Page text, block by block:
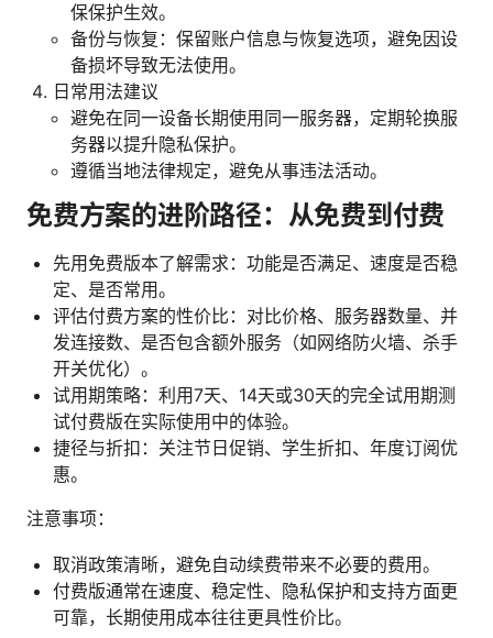
保保护生效。
备份与恢复：保留账户信息与恢复选项，避免因设
备损坏导致无法使用。
日常用法建议
避免在同一设备长期使用同一服务器，定期轮换服
务器以提升隐私保护。
遵循当地法律规定，避免从事违法活动。
免费方案的进阶路径：从免费到付费
先用免费版本了解需求：功能是否满足、速度是否稳
定、是否常用。
评估付费方案的性价比：对比价格、服务器数量、并
发连接数、是否包含额外服务（如网络防火墙、杀手
开关优化）。
试用期策略：利用7天、14天或30天的完全试用期测
试付费版在实际使用中的体验。
捷径与折扣：关注节日促销、学生折扣、年度订阅优
惠。
注意事项：
取消政策清晰，避免自动续费带来不必要的费用。
付费版通常在速度、稳定性、隐私保护和支持方面更
可靠，长期使用成本往往更具性价比。